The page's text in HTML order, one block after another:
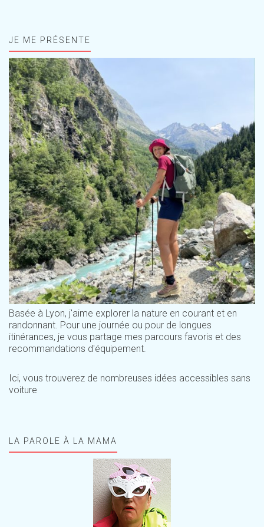
JE ME PRÉSENTE
Basée à Lyon, j'aime explorer la nature en courant et en
randonnant. Pour une journée ou pour de longues
itinérances, je vous partage mes parcours favoris et des
recommandations d'équipement.
Ici, vous trouverez de nombreuses idées accessibles sans
voiture
LA PAROLE À LA MAMA